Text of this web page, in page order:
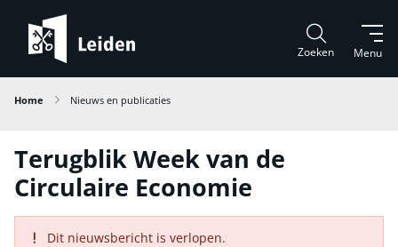
Menu
Zoeken
Home Nieuws en publicaties
Terugblik Week van de
Circulaire Economie
Dit nieuwsbericht is verlopen.